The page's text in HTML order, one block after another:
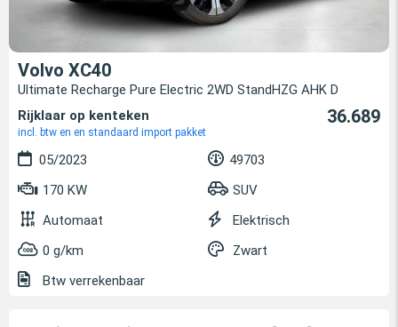
Volvo XC40
Ultimate Recharge Pure Electric 2WD StandHZG AHK D
Rijklaar op kenteken
incl. btw en en standaard import pakket
36.689
05/2023
49703
170 KW
SUV
Automaat
Elektrisch
0 g/km
Zwart
Btw verrekenbaar